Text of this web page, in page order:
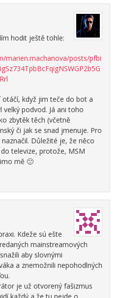
hodit ještě tohle:
marien.machanova/posts/pfbi
když jim teče do bot a
podvod. Já ani toho
zbytěk těch (včetně
či jak se snad jmenuje. Pro
Důležité je, že něco
televize, protože, MSM
mě 🙂
Kdeže sú ešte
mainstreamových
aby slovnými
a znemožnili nepohodlných
je už otvorený fašizmus